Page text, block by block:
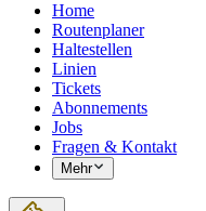
Home
Routenplaner
Haltestellen
Linien
Tickets
Abonnements
Jobs
Fragen & Kontakt
Mehr